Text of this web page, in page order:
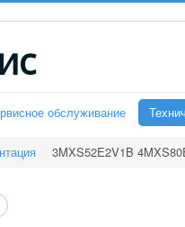
обслуживание
3MXS52E2V1B